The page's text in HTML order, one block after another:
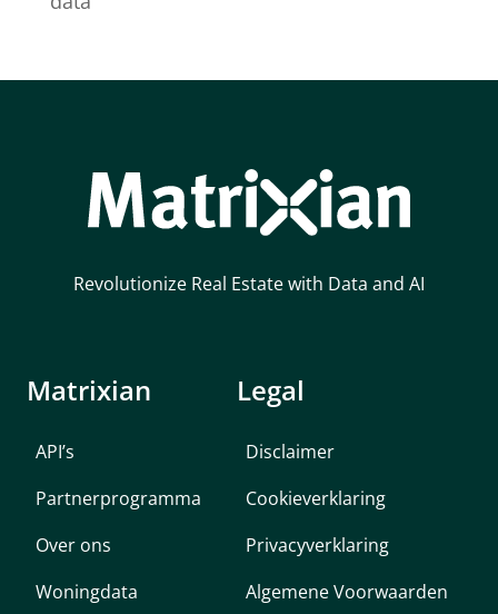
Revolutionize Real Estate with Data and AI
Matrixian
API’s
Partnerprogramma
Over ons
Woningdata
Legal
Disclaimer
Cookieverklaring
Privacyverklaring
Algemene Voorwaarden